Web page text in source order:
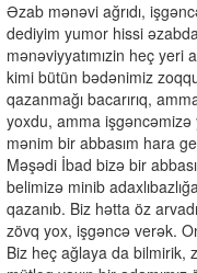
Əzab mənəvi ağrıdı,
dediyim yumor hissi
mənəviyyatımızin heç yeri
kimi bütün bədənimiz
qazanmağı bacarırıq,
yoxdu, amma işgəncəmizə
mənim bir abbasım hara
Məşədi İbad bizə bir
belimizə minib
qazanıb. Biz hətta öz
zövq yox, işgəncə verək.
Biz heç ağlaya da bilmirik,